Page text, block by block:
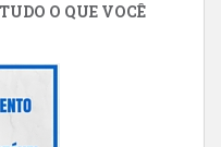
O QUE VOCÊ